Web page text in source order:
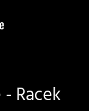
Racek